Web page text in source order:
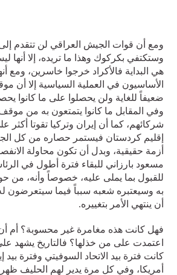
ومع أن قوات الجيش العراقي لن تتقدم إلى
وستكتفي بكركوك وهذا ما تريده، إلا أنها
هي البداية فالأكراد خرجوا خاسرين، ومع
الأساسيون في العملية السياسية إلا أن
ضعيفاً للغاية ولن يحصلوا على ما كانوا
وفي المقابل ما كانوا يتمتعون به من
شركائهم، كما أن إيران وتركيا تقوتا أكثر
إقليم كردستان فيستمر حصاره من كل
أزمة حقيقية، وبدل أن تكون محاولة
مسعود بارزاني للبقاء فترة أطول في
للقبول بما يملى عليه، خصوصاً وأنه، من
به وسيعتبره شعبه سبباً فيما سيتعرضون
أن ينتهي الأمر بتغييره.
فهل كانت هذه مغامرة غير محسوبة؟ أم أن
اعتمدت على من خذلها؟ فالتاريخ يشهد
كانت فترة بيد الاتحاد السوفيتي وفترة بيد
أمريكا، وفي كل مرة يدير لهم الحليف